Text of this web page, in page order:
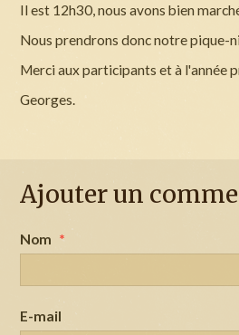
Il est 12h30, nous avons bien
Nous prendrons donc notre pique-
Merci aux participants et à l'année
Georges.
Ajouter un
Nom
E-mail